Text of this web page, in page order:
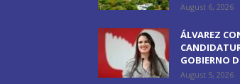
August 6, 2026
ÁLVAREZ
GOBIERNO
August 5, 2026